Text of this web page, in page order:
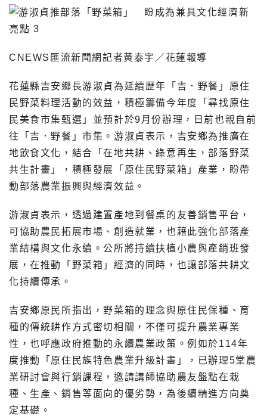
CNEWS匯流新聞網記者黃泰宇／花蓮報導
花蓮縣吉安鄉長游淑貞為延續歷年「吉．野餐」原住
民野菜料理活動的效益，積極籌備今年度「尋找原住
民美食市集甄選」並預計於9月份辦理，日前也親自前
往「吉．野餐」市集。游淑貞表示，吉安鄉為推廣在
地飲食文化，結合「在地共耕、綠意再生，部落野菜
共生計畫」，積極發展「原住民野菜箱」產業，盼帶
動部落農業振興與經濟效益。
游淑貞表示，透過建置產地到餐桌的友善銷售平台，
可協助農民拓展市場、創造就業，也藉此強化部落產
業結構與文化永續。公所將持續扶植小農與產銷班發
展，在推動「野菜箱」經濟的同時，也讓部落共耕文
化持續傳承。
吉安鄉原民所指出，野菜箱的理念與原住民保種、育
種的傳統耕作方式密切相關，不僅可提升農業專業
性，也呼應政府推動的永續農業政策。例如於114年
度推動「原住民族特色農業升級計畫」，已辦理5堂農
業研討會與行銷課程，邀請講師協助農友盤點在栽
種、生產、銷售等面向的優劣勢，為後續精進方向奠
定基礎。